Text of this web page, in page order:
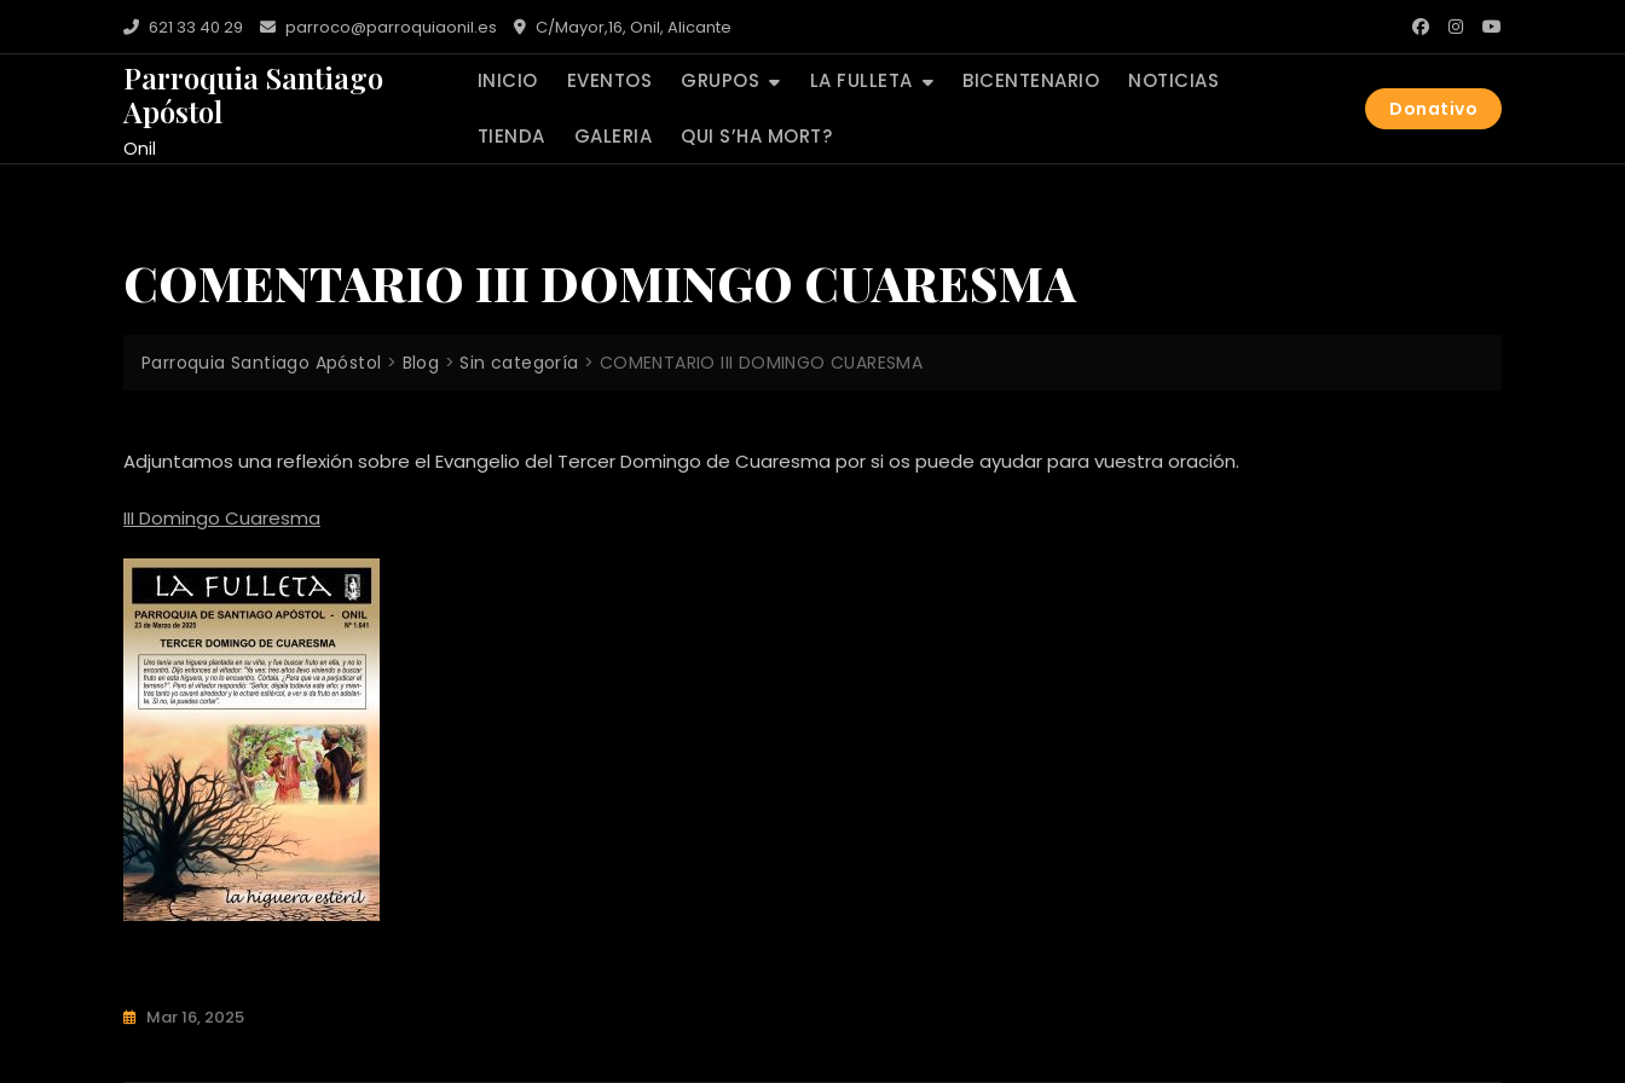
621 33 40 29 parroco@parroquiaonil.es C/Mayor,16, Onil, Alicante
Parroquia Santiago
Apóstol
Onil
INICIO EVENTOS GRUPOS LA FULLETA BICENTENARIO NOTICIAS
TIENDA GALERIA QUI S’HA MORT?
Donativo
COMENTARIO III DOMINGO CUARESMA
Parroquia Santiago Apóstol > Blog >Sin categoría > COMENTARIO III DOMINGO CUARESMA
Adjuntamos una reflexión sobre el Evangelio del Tercer Domingo de Cuaresma por si os puede ayudar para vuestra oración.
III Domingo Cuaresma
Mar 16, 2025